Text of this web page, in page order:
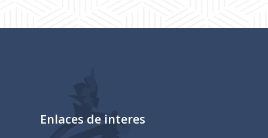
Enlaces de interes